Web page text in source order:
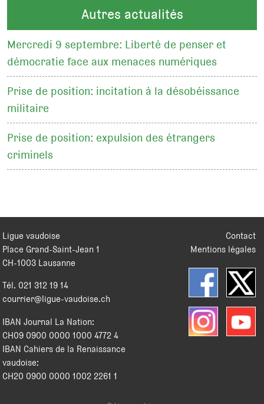
Autres actualités
Mercredi 9 septembre: Liberté de penser et
démocratie face aux menaces numériques
Prise de position: incitation à la désobéissance
militaire
Prise de position: expulsion des étrangers
criminels
Contact
Mentions légales
Ligue vaudoise
Place Grand-Saint-Jean 1
CH-1003 Lausanne
Tél. 021 312 19 14
courrier@ligue-vaudoise.ch
IBAN Journal La Nation:
CH09 0900 0000 1000 4772 4
IBAN Cahiers de la Renaissance
vaudoise:
CH20 0900 0000 1002 2261 1